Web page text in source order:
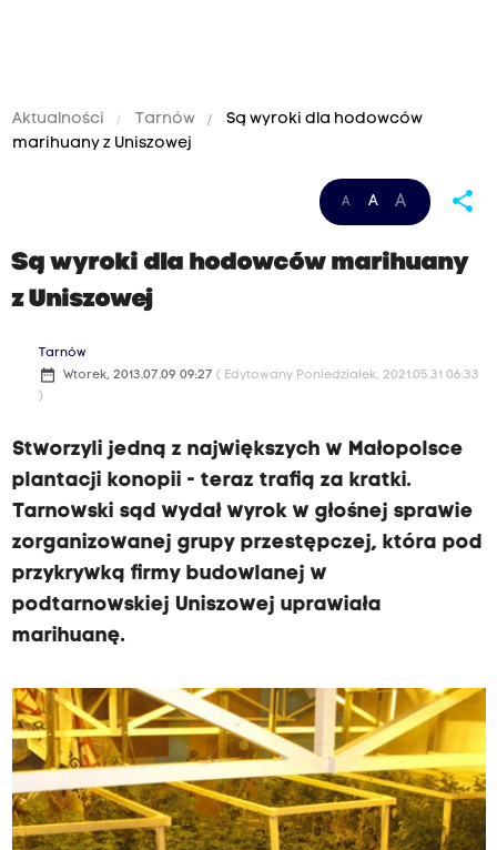
Aktualności Tarnów
Są wyroki dla hodowców
marihuany z Uniszowej
A A A share
Są wyroki dla hodowców marihuany
z Uniszowej
Tarnów
date_range Wtorek, 2013.07.09 09:27 ( Edytowany Poniedziałek, 2021.05.31 06:33
)
Stworzyli jedną z największych w Małopolsce
plantacji konopii - teraz trafią za kratki.
Tarnowski sąd wydał wyrok w głośnej sprawie
zorganizowanej grupy przestępczej, która pod
przykrywką firmy budowlanej w
podtarnowskiej Uniszowej uprawiała
marihuanę.